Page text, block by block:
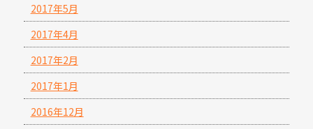
2017年5月
2017年4月
2017年2月
2017年1月
2016年12月